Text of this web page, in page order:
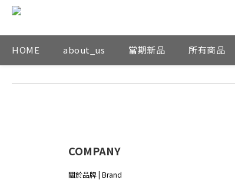
HOME about_us 當期新品 所有商品
COMPANY
關於品牌 | Brand